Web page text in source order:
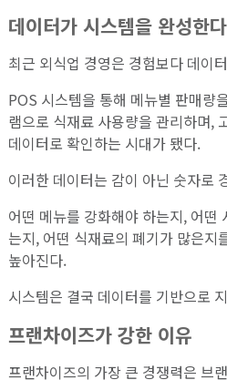
데이터가 시스템을 완성한다
최근 외식업 경영은 경험보다 데이
POS 시스템을 통해 메뉴별 판매량
램으로 식재료 사용량을 관리하며,
데이터로 확인하는 시대가 됐다.
이러한 데이터는 감이 아닌 숫자로
어떤 메뉴를 강화해야 하는지, 어떤
는지, 어떤 식재료의 폐기가 많은지
높아진다.
시스템은 결국 데이터를 기반으로
프랜차이즈가 강한 이유
프랜차이즈의 가장 큰 경쟁력은 브